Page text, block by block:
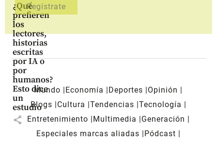
¿Qué
prefieren
los
lectores,
historias
escritas
por IA o
por
humanos?
Esto dice
un
estudio
share
Mundo Economía Deportes
Opinión
Blogs
Cultura Tendencias Tecnología
Entretenimiento
Multimedia
Generación
Especiales marcas aliadas
Pódcast